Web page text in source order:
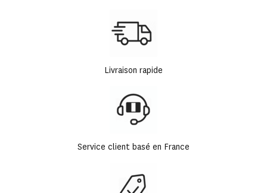
Livraison rapide
Service client basé en France